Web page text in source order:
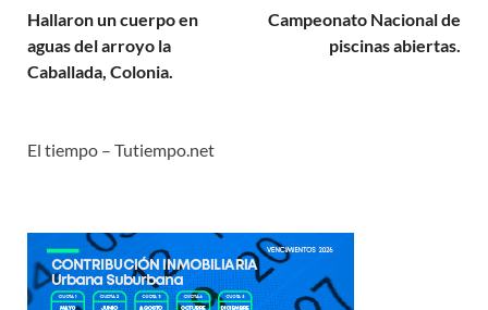
Hallaron un cuerpo en
aguas del arroyo la
Caballada, Colonia.
Campeonato Nacional de
piscinas abiertas.
El tiempo – Tutiempo.net